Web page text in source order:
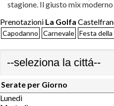
stagione. Il giusto mix moderno
Prenotazioni La Golfa
Capodanno Carnevale Festa della
Serate per Giorno
Lunedì